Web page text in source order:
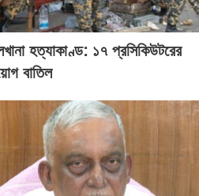
হত্যাকাণ্ড: ১৭ প্রসিকিউটরের
বাতিল